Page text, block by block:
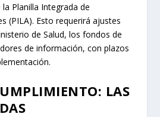
Planilla Integrada de
(PILA). Esto requerirá ajustes
de Salud, los fondos de
de información, con plazos
LAS